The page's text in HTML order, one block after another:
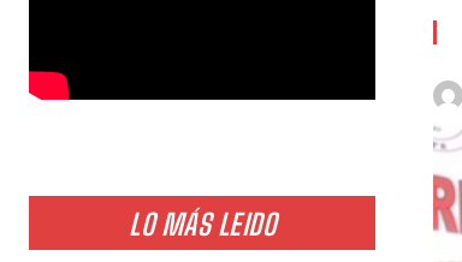
LO MÁS LEIDO